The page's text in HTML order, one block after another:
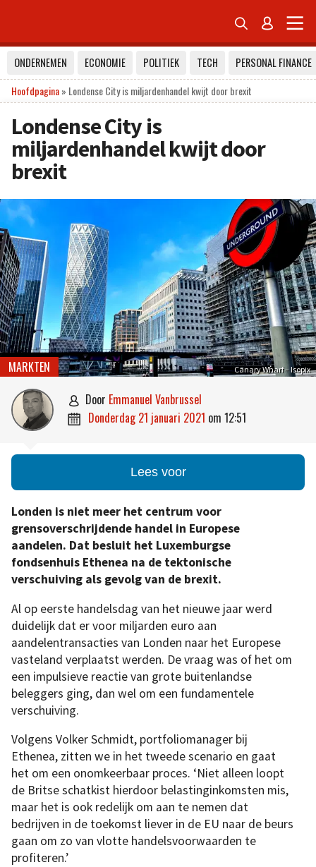
 
ONDERNEMEN ECONOMIE POLITIEK TECH
PERSONAL FINANCE
Hoofdpagina» Londense City is miljardenhandel kwijt door brexit
Londense City is
miljardenhandel kwijt door
brexit
Canary Wharf – Isopix
MARKTEN
 door Emmanuel Vanbrussel
 donderdag 21 januari 2021 om 12:51
Lees voor
Londen is niet meer het centrum voor
grensoverschrijdende handel in Europese
aandelen. Dat besluit het Luxemburgse
fondsenhuis Ethenea na de tektonische
verschuiving als gevolg van de brexit.
Al op eerste handelsdag van het nieuwe jaar werd
duidelijk dat er voor miljarden euro aan
aandelentransacties van Londen naar het Europese
vasteland verplaatst werden. De vraag was of het om
een impulsieve reactie van grote buitenlandse
beleggers ging, dan wel om een fundamentele
verschuiving.
Volgens Volker Schmidt, portfoliomanager bij
Ethenea, zitten we in het tweede scenario en gaat
het om een onomkeerbaar proces. ‘Niet alleen loopt
de Britse schatkist hierdoor belastinginkomsten mis,
maar het is ook redelijk om aan te nemen dat
bedrijven in de toekomst liever in de EU naar de beurs
gaan om zo van vlotte handelsvoorwaarden te
profiteren.’